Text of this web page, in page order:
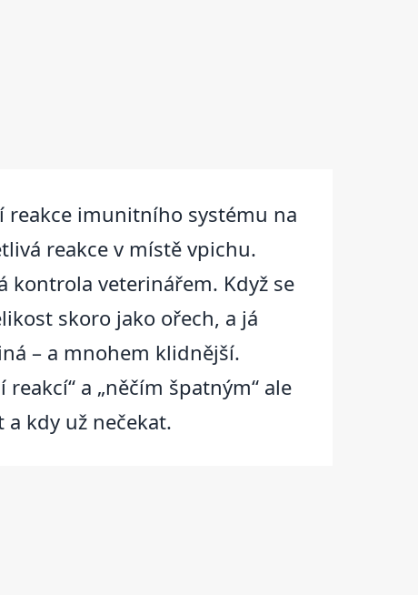
reakce imunitního systému na
reakce v místě vpichu.
kontrola veterinářem. Když se
skoro jako ořech, a já
– a mnohem klidnější.
a „něčím špatným“ ale
kdy už nečekat.